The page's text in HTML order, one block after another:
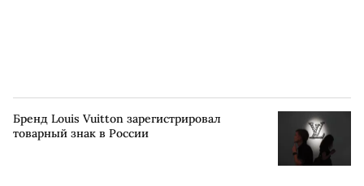
Бренд Louis Vuitton зарегистрировал
товарный знак в России